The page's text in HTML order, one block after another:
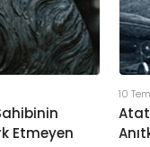
Etmeyen
10